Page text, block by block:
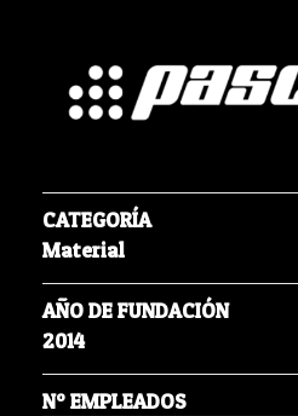
CATEGORÍA
Material
AÑO DE FUNDACIÓN
2014
Nº EMPLEADOS